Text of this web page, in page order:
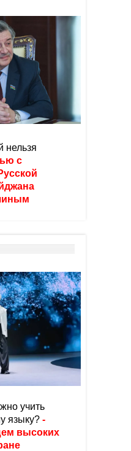
нельзя
с
учить
языку? -
высоких